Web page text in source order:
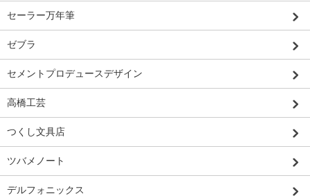
セーラー万年筆
ゼブラ
セメントプロデュースデザイン
高橋工芸
つくし文具店
ツバメノート
デルフォニックス